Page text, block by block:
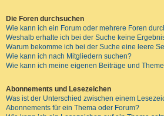
Die Foren durchsuchen
Wie kann ich ein Forum oder mehrere Foren
Weshalb erhalte ich bei der Suche keine
Warum bekomme ich bei der Suche eine leere
Wie kann ich nach Mitgliedern suchen?
Wie kann ich meine eigenen Beiträge und
Abonnements und Lesezeichen
Was ist der Unterschied zwischen einem
Abonnements für ein Thema oder Forum?